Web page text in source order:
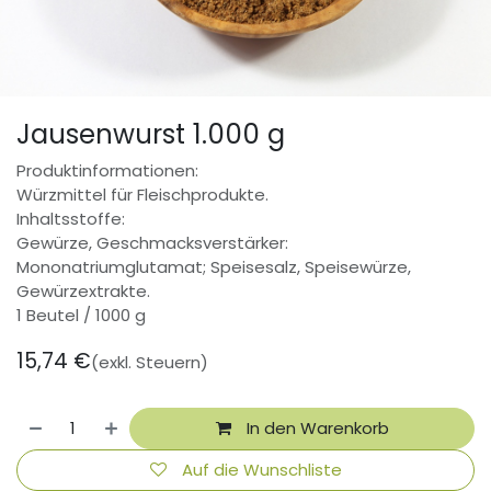
Jausenwurst 1.000 g
Produktinformationen:
Würzmittel für Fleischprodukte.
Inhaltsstoffe:
Gewürze, Geschmacksverstärker:
Mononatriumglutamat; Speisesalz, Speisewürze,
Gewürzextrakte.
1 Beutel / 1000 g
15,74 €(exkl. Steuern)
In den Warenkorb
Auf die Wunschliste